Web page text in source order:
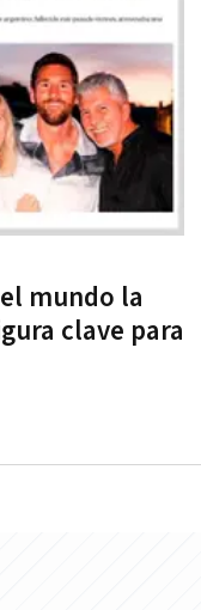
mundo la
clave para